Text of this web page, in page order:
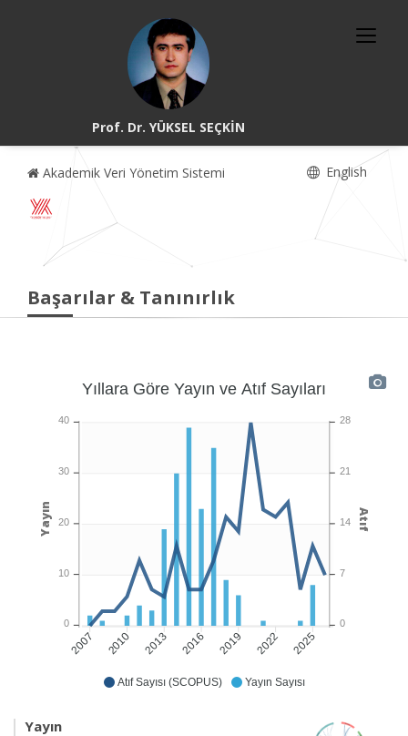
Prof. Dr. YÜKSEL SEÇKİN
Akademik Veri Yönetim Sistemi English
Başarılar & Tanınırlık
Atıf Sayısı (SCOPUS) Yayın Sayısı
2007 2010 2013 2016 2019 2022 2025
Yıllara Göre Yayın ve Atıf Sayıları
28
21
14
7
0
Atıf
40
30
20
10
0
Yayın
Yayın